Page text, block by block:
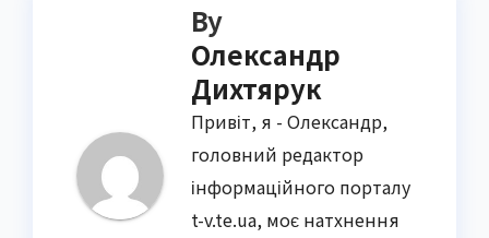
By
Олександр
Дихтярук
Привіт, я - Олександр,
головний редактор
інформаційного порталу
t-v.te.ua, моє натхнення